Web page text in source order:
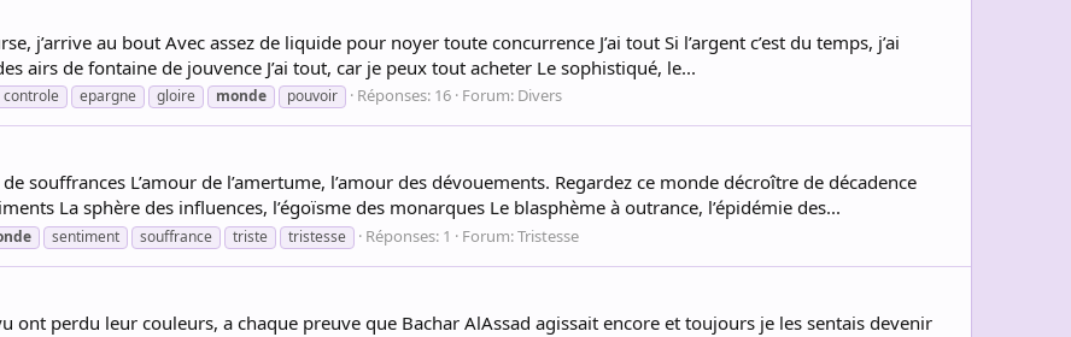
j’arrive au bout Avec assez de liquide pour noyer toute concurrence J’ai tout Si l’argent c’est du temps, j’ai
airs de fontaine de jouvence J’ai tout, car je peux tout acheter Le sophistiqué, le...
controle epargne gloire monde pouvoir Réponses: 16 Forum: Divers
souffrances L’amour de l’amertume, l’amour des dévouements. Regardez ce monde décroître de décadence
La sphère des influences, l’égoïsme des monarques Le blasphème à outrance, l’épidémie des...
sentiment souffrance triste tristesse Réponses: 1 Forum:Tristesse
ont perdu leur couleurs, a chaque preuve que Bachar AlAssad agissait encore et toujours je les sentais devenir